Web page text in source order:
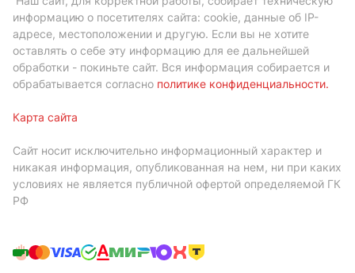
информацию о посетителях сайта: cookie, данные об IP-
адресе, местоположении и другую. Если вы не хотите
оставлять о себе эту информацию для ее дальнейшей
обработки - покиньте сайт. Вся информация собирается и
обрабатывается согласно политике конфиденциальности.
Карта сайта
Сайт носит исключительно информационный характер и
никакая информация, опубликованная на нем, ни при каких
условиях не является публичной офертой определяемой ГК
РФ